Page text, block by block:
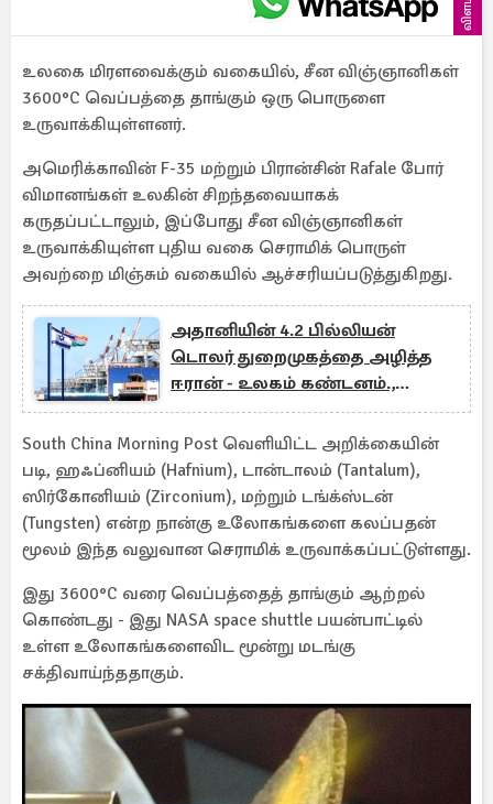
உலகை மிரளவைக்கும் வகையில், சீன விஞ்ஞானிகள்
3600°C வெப்பத்தை தாங்கும் ஒரு பொருளை
உருவாக்கியுள்ளனர்.
அமெரிக்காவின் F-35 மற்றும் பிரான்சின் Rafale போர்
விமானங்கள் உலகின் சிறந்தவையாகக்
கருதப்பட்டாலும், இப்போது சீன விஞ்ஞானிகள்
உருவாக்கியுள்ள புதிய வகை செராமிக் பொருள்
அவற்றை மிஞ்சும் வகையில் ஆச்சரியப்படுத்துகிறது.
அதானியின் 4.2 பில்லியன்
டொலர் துறைமுகத்தை அழித்த
ஈரான் - உலகம் கண்டனம்.,
பாகிஸ்தான் ஆதரவு
South China Morning Post வெளியிட்ட அறிக்கையின்
படி, ஹஃப்னியம் (Hafnium), டான்டாலம் (Tantalum),
ஸிர்கோனியம் (Zirconium), மற்றும் டங்க்ஸ்டன்
(Tungsten) என்ற நான்கு உலோகங்களை கலப்பதன்
மூலம் இந்த வலுவான செராமிக் உருவாக்கப்பட்டுள்ளது.
இது 3600°C வரை வெப்பத்தைத் தாங்கும் ஆற்றல்
கொண்டது - இது NASA space shuttle பயன்பாட்டில்
உள்ள உலோகங்களைவிட மூன்று மடங்கு
சக்திவாய்ந்ததாகும்.